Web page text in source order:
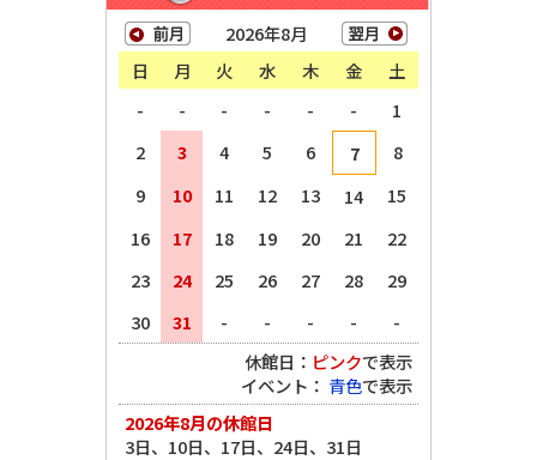
2026年8月
日
月 火 水 木 金
土
-
- - - - -
1
2
3 4 5 6 7
8
9
10 11 12 13 14
15
16
17 18 19 20 21
22
23
24 25 26 27 28
29
30
31 - - - -
-
休館日： ピンクで表示
イベント： 青色で表示
2026年8月の休館日
3日、10日、17日、24日、31日